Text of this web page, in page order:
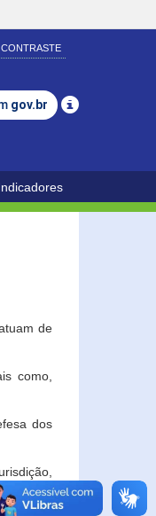
gov.br
de
como,
dos
local,